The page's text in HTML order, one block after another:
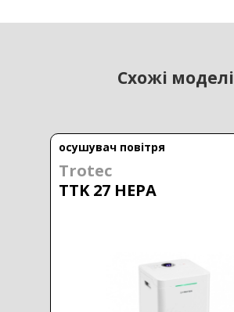
Схожі моделі
осушувач повітря
Trotec
TTK 27 HEPA